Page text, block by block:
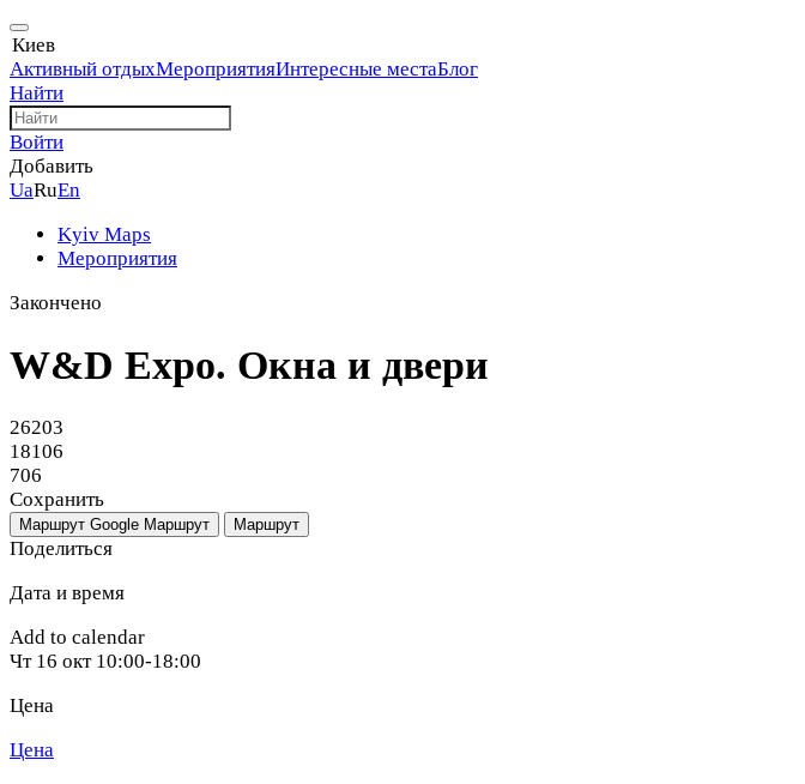
Киев
Активный отдыхМероприятияИнтересные местаБлог
Найти
Войти
Добавить
UaRuEn
Kyiv Maps
Мероприятия
Закончено
W&D Expo. Окна и двери
26203
18106
706
Сохранить
Маршрут Google Маршрут Маршрут
Поделиться
Дата и время
Add to calendar
Чт 16 окт 10:00-18:00
Цена
Цена